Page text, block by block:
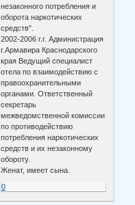
незаконного потребления и
оборота наркотических
средств".
2002-2006 г.г. Администрация
г.Армавира Краснодарского
края Ведущий специалист
отела по взаимодействию с
правоохранительными
органами. Ответственный
секретарь
межведомственной комиссии
по противодействию
потребления наркотических
средств и их незаконному
обороту.
Женат, имеет сына.
0